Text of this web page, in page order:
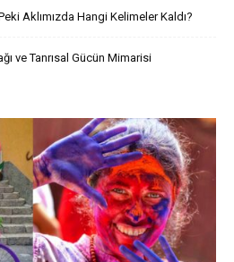
Aklımızda Hangi Kelimeler Kaldı?
ve Tanrısal Gücün Mimarisi